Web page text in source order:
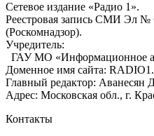
Сетевое издание «Радио 1».
Реестровая запись СМИ Эл №
(Роскомнадзор).
Учредитель:
ГАУ МО «Информационное
Доменное имя сайта:
Главный редактор: Аванесян
Адрес: Московская обл., г.
Контакты